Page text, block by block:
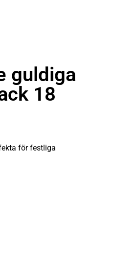
guldiga
18
för festliga